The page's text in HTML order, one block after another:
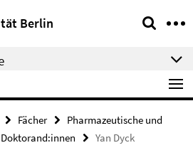
Berlin
Fächer
Pharmazeutische und
Doktorand:innen Yan Dyck